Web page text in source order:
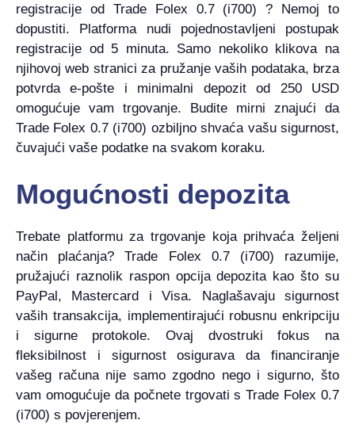
registracije od Trade Folex 0.7 (i700) ? Nemoj to
dopustiti. Platforma nudi pojednostavljeni postupak
registracije od 5 minuta. Samo nekoliko klikova na
njihovoj web stranici za pružanje vaših podataka, brza
potvrda e-pošte i minimalni depozit od 250 USD
omogućuje vam trgovanje. Budite mirni znajući da
Trade Folex 0.7 (i700) ozbiljno shvaća vašu sigurnost,
čuvajući vaše podatke na svakom koraku.
Mogućnosti depozita
Trebate platformu za trgovanje koja prihvaća željeni
način plaćanja? Trade Folex 0.7 (i700) razumije,
pružajući raznolik raspon opcija depozita kao što su
PayPal, Mastercard i Visa. Naglašavaju sigurnost
vaših transakcija, implementirajući robusnu enkripciju
i sigurne protokole. Ovaj dvostruki fokus na
fleksibilnost i sigurnost osigurava da financiranje
vašeg računa nije samo zgodno nego i sigurno, što
vam omogućuje da počnete trgovati s Trade Folex 0.7
(i700) s povjerenjem.